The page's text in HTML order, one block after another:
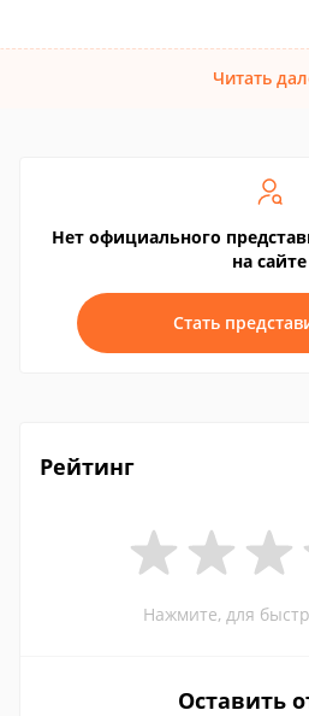
Читать
Нет официального
на сайте
Стать
Рейтинг
Нажмите, для
Оставить